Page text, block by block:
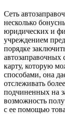
Сеть
несколько
юридических и
учреждением
порядке
карту, которую
способами, она
отслеживать
подчиненных на
возможность
с ее помощью